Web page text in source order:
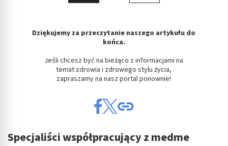
Dziękujemy za przeczytanie naszego artykułu do
końca.
Jeśli chcesz być na bieżąco z informacjami na
temat zdrowia i zdrowego stylu życia,
zapraszamy na nasz portal ponownie!
Specjaliści współpracujący z medme